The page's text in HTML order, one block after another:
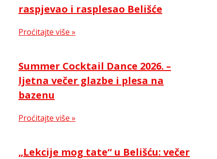
raspjevao i rasplesao Belišće
Proćitajte više »
Summer Cocktail Dance 2026. –
ljetna večer glazbe i plesa na
bazenu
Proćitajte više »
„Lekcije mog tate“ u Belišću: večer